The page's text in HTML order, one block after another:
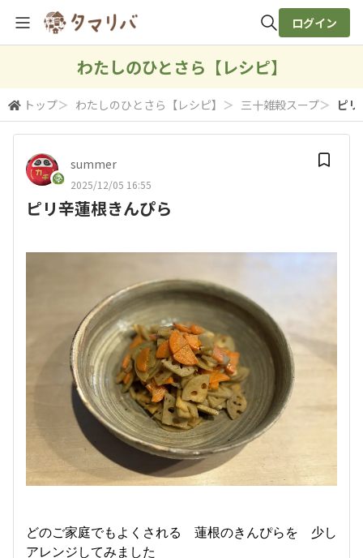
検索
ログイン
わたしのひとさら【レシピ】
トップ＞ わたしのひとさら【レシピ】 ＞ 三十雑穀スープ＞ ピ
summer
2025/12/05 16:55
ピリ辛蓮根きんぴら
どのご家庭でもよくされる 蓮根のきんぴらを 少し
アレンジしてみました